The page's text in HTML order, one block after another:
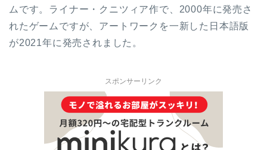
ムです。ライナー・クニツィア作で、2000年に発売さ
れたゲームですが、アートワークを一新した日本語版
が2021年に発売されました。
スポンサーリンク